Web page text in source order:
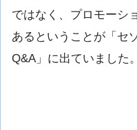
ではなく、プロモーシ
あるということが「セ
Q&A」に出ていました。